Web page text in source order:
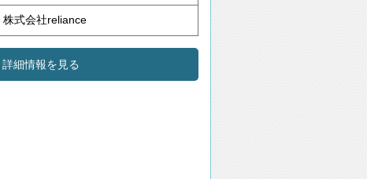
株式会社reliance
詳細情報を見る